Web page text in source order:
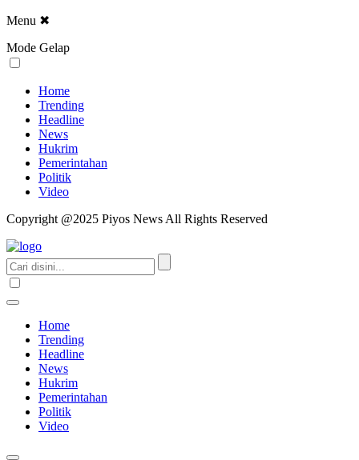
Menu ✖
Mode Gelap
Home
Trending
Headline
News
Hukrim
Pemerintahan
Politik
Video
Copyright @2025 Piyos News All Rights Reserved
Home
Trending
Headline
News
Hukrim
Pemerintahan
Politik
Video